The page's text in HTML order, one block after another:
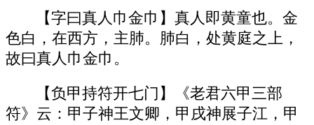
【字曰真人巾金巾】真人即黄童也。金
色白，在西方，主肺。肺白，处黄庭之上，
故曰真人巾金巾。
【负甲持符开七门】《老君六甲三部
符》云：甲子神王文卿，甲戌神展子江，甲